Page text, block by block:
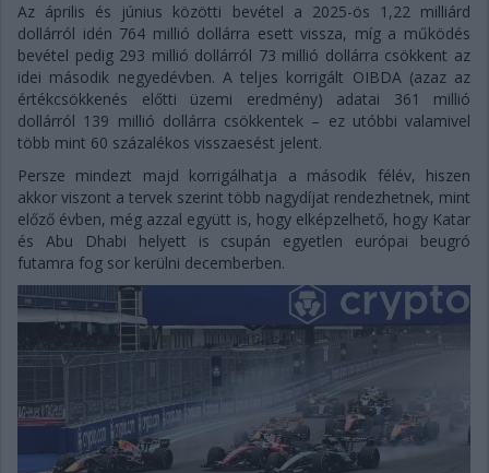
Az április és június közötti bevétel a 2025-ös 1,22 milliárd
dollárról idén 764 millió dollárra esett vissza, míg a működés
bevétel pedig 293 millió dollárról 73 millió dollárra csökkent az
idei második negyedévben. A teljes korrigált OIBDA (azaz az
értékcsökkenés előtti üzemi eredmény) adatai 361 millió
dollárról 139 millió dollárra csökkentek – ez utóbbi valamivel
több mint 60 százalékos visszaesést jelent.
Persze mindezt majd korrigálhatja a második félév, hiszen
akkor viszont a tervek szerint több nagydíjat rendezhetnek, mint
előző évben, még azzal együtt is, hogy elképzelhető, hogy Katar
és Abu Dhabi helyett is csupán egyetlen európai beugró
futamra fog sor kerülni decemberben.